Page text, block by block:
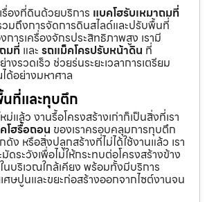
องที่ดินด้วยบริการ แบคโฮรับเหมาถมที่
มถึงการจัดการดินสไลด์และปรับพื้นที่
ารเครื่องจักรประสิทธิภาพสูง เรามี
มที่ และ รถแม็คโครปรับหน้าดิน ที่
งรวดเร็ว ช่วยร่นระยะเวลาการเตรียม
อย่างมหาศาล
นที่และทุบตึก
แล้ว งานรื้อโครงสร้างเก่าก็เป็นสิ่งที่เรา
โฮรื้อถอน ของเราครอบคลุมการทุบตึก
ดัง หรือสิ่งปลูกสร้างที่ไม่ได้ใช้งานแล้ว เรา
ดระวังเพื่อไม่ให้กระทบต่อโครงสร้างข้าง
นบริเวณใกล้เคียง พร้อมทั้งมีบริการ
ศษปูนและขยะก่อสร้างออกจากไซต์งานจน